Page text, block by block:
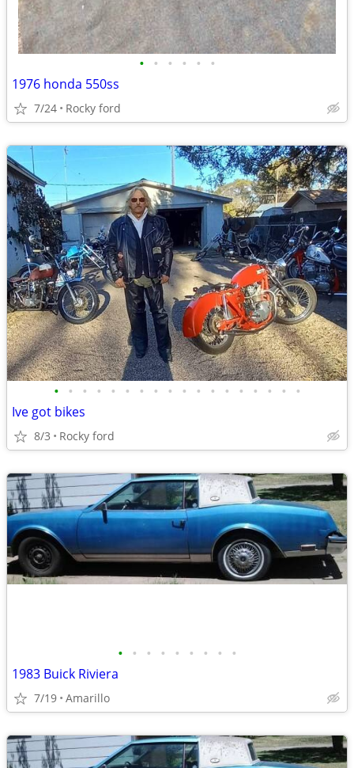
• • • • • •
1976 honda 550ss
7/24 Rocky ford
• • • • • • • • • • • • • • • • • •
Ive got bikes
8/3 Rocky ford
• • • • • • • • •
1983 Buick Riviera
7/19 Amarillo